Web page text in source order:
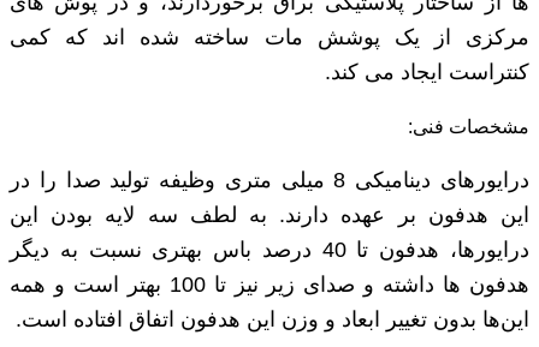
مرکزی از یک پوشش مات ساخته شده اند که کمی
کنتراست ایجاد می کند.
مشخصات فنی:
درایورهای دینامیکی 8 میلی ‌متری وظیفه تولید صدا را در
این هدفون بر عهده دارند. به لطف سه لایه بودن این
درایورها، هدفون تا 40 درصد باس بهتری نسبت به دیگر
هدفون‌ ها داشته و صدای زیر نیز تا 100 بهتر است و همه
این‌ها بدون تغییر ابعاد و وزن این هدفون اتفاق افتاده است.